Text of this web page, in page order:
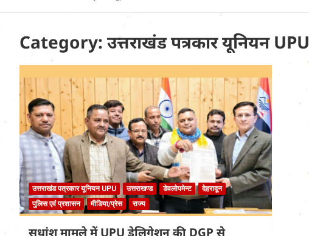
Uttarakhand News in
Hindi
Category: उत्तराखंड पत्रकार यूनियन UPU
उत्तराखंड पत्रकार यूनियन UPU उत्तराखण्ड डेवलोपमेन्ट
देहरादून
पुलिस एवं प्रशासन
मीडिया/प्रेस राज्य
सुधांशु मामले में UPU डेलिगेशन की DGP से